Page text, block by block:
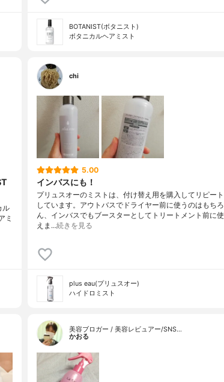
BOTANIST(ボタニスト)
ボタニカルヘアミスト
ル
ミ
chi
5.00
インバスにも！
プリュスオーのミストは、付け替え用を購入してリピート
しています。アウトバスでドライヤー前に使うのはもちろ
ん、インバスでもブースターとしてトリートメント前に使
えま…続きを見る
plus eau(プリュスオー)
ハイドロミスト
美容ブロガー / 美容レビュアー/SNS…
かおる